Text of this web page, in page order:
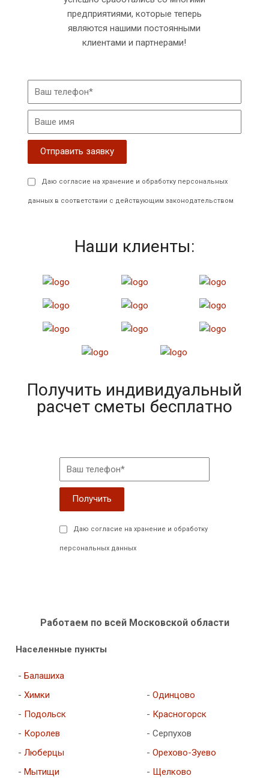
предприятиями, которые теперь
являются нашими постоянными
клиентами и партнерами!
Даю согласие на хранение и обработку персональных
данных в соответствии с действующим законодательством
Наши клиенты:
Получить индивидуальный
расчет сметы бесплатно
Даю согласие на хранение и обработку
персональных данных
Работаем по всей Московской области
Населенные пункты
- Балашиха
- Химки
- Подольск
- Королев
- Люберцы
- Мытищи
- Одинцово
- Красногорск
- Серпухов
- Орехово-Зуево
- Щелково